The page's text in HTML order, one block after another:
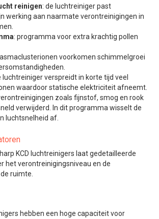
reinigen: de luchtreiniger past
werking aan naarmate verontreinigingen in
: programma voor extra krachtig pollen
voorkomen schimmelgroei
luchtreiniger verspreidt in korte tijd veel
waardoor statische elektriciteit afneemt.
zoals fijnstof, smog en rook
verwijderd. In dit programma wisselt de
luchtsnelheid af.
KCD luchtreinigers laat gedetailleerde
het verontreinigingsniveau en de
ruimte.
hebben een hoge capaciteit voor